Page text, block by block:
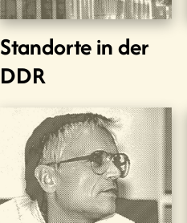
Standorte in der
DDR